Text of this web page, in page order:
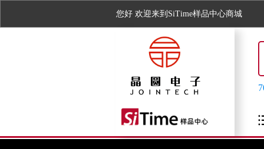
您好 欢迎来到SiTime样品中心商城